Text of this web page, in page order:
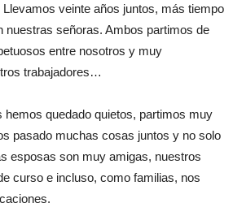
veinte años juntos, más tiempo
nuestras señoras. Ambos partimos de
entre nosotros y muy
trabajadores…
hemos quedado quietos, partimos muy
pasado muchas cosas juntos y no solo
esposas son muy amigas, nuestros
curso e incluso, como familias, nos